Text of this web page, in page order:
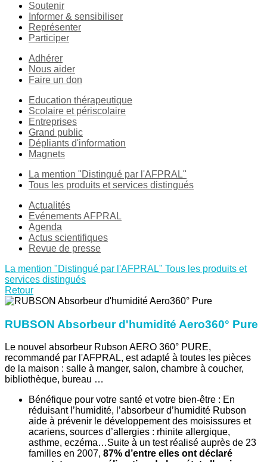
Soutenir
Informer & sensibiliser
Représenter
Participer
Adhérer
Nous aider
Faire un don
Education thérapeutique
Scolaire et périscolaire
Entreprises
Grand public
Dépliants d'information
Magnets
La mention "Distingué par l'AFPRAL"
Tous les produits et services distingués
Actualités
Evénements AFPRAL
Agenda
Actus scientifiques
Revue de presse
La mention "Distingué par l'AFPRAL" Tous les produits et
services distingués
Retour
RUBSON Absorbeur d'humidité Aero360° Pure
Le nouvel absorbeur Rubson AERO 360° PURE,
recommandé par l'AFPRAL, est adapté à toutes les pièces
de la maison : salle à manger, salon, chambre à coucher,
bibliothèque, bureau …
Bénéfique pour votre santé et votre bien-être : En
réduisant l’humidité, l’absorbeur d’humidité Rubson
aide à prévenir le développement des moisissures et
acariens, sources d’allergies : rhinite allergique,
asthme, eczéma…Suite à un test réalisé auprès de 23
familles en 2007, 87% d’entre elles ont déclaré